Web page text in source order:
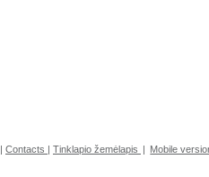
| Contacts | Tinklapio žemėlapis | Mobile